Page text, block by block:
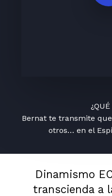
Bernat te transmite
otros… en el
Dinamismo
transcienda a